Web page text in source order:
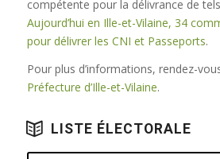
compétente pour la délivrance de
Aujourd’hui en Ille-et-Vilaine, 34
pour délivrer les CNI et Passeports.
Pour plus d’informations, rendez-
Préfecture d’Ille-et-Vilaine.
LISTE ÉLECTORALE